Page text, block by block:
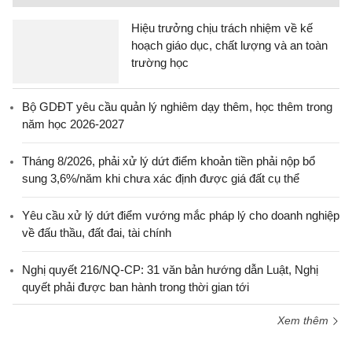
Hiệu trưởng chịu trách nhiệm về kế
hoạch giáo dục, chất lượng và an toàn
trường học
Bộ GDĐT yêu cầu quản lý nghiêm dạy thêm, học thêm trong
năm học 2026-2027
Tháng 8/2026, phải xử lý dứt điểm khoản tiền phải nộp bổ
sung 3,6%/năm khi chưa xác định được giá đất cụ thể
Yêu cầu xử lý dứt điểm vướng mắc pháp lý cho doanh nghiệp
về đấu thầu, đất đai, tài chính
Nghị quyết 216/NQ-CP: 31 văn bản hướng dẫn Luật, Nghị
quyết phải được ban hành trong thời gian tới
Xem thêm